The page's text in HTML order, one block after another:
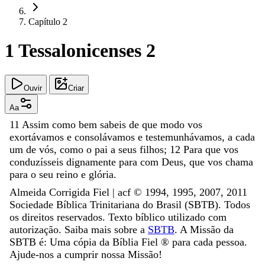
Capítulo 2
1 Tessalonicenses 2
Ouvir Criar
Aa
11 Assim como bem sabeis de que modo vos
exortávamos e consolávamos e testemunhávamos, a cada
um de vós, como o pai a seus filhos; 12 Para que vos
conduzísseis dignamente para com Deus, que vos chama
para o seu reino e glória.
Almeida Corrigida Fiel | acf ©️ 1994, 1995, 2007, 2011
Sociedade Bíblica Trinitariana do Brasil (SBTB). Todos
os direitos reservados. Texto bíblico utilizado com
autorização. Saiba mais sobre a SBTB. A Missão da
SBTB é: Uma cópia da Bíblia Fiel ®️ para cada pessoa.
Ajude-nos a cumprir nossa Missão!